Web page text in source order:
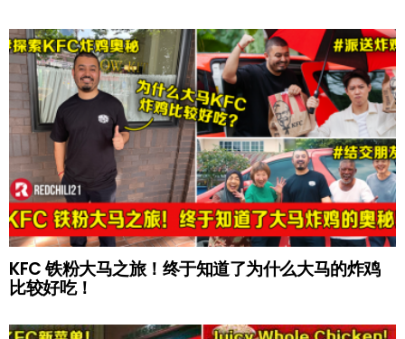
KFC 铁粉大马之旅！终于知道了为什么大马的炸鸡
比较好吃！